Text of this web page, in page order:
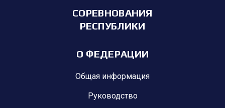
СОРЕВНОВАНИЯ
РЕСПУБЛИКИ
О ФЕДЕРАЦИИ
Общая информация
Руководство